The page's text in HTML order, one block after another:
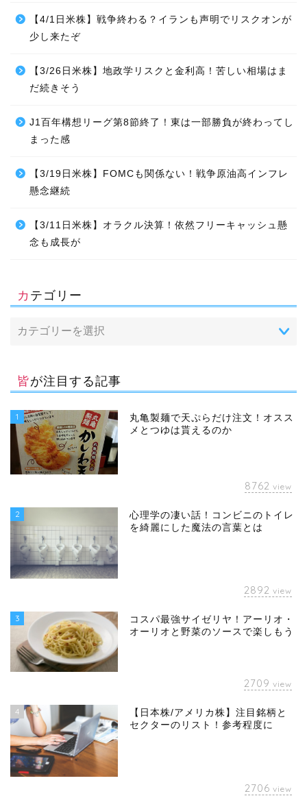
【4/1日米株】戦争終わる？イランも声明でリスクオンが
少し来たぞ
【3/26日米株】地政学リスクと金利高！苦しい相場はま
だ続きそう
J1百年構想リーグ第8節終了！東は一部勝負が終わってし
まった感
【3/19日米株】FOMCも関係ない！戦争原油高インフレ
懸念継続
【3/11日米株】オラクル決算！依然フリーキャッシュ懸
念も成長が
カテゴリー
皆が注目する記事
1
丸亀製麺で天ぷらだけ注文！オスス
メとつゆは貰えるのか
8762 view
2
心理学の凄い話！コンビニのトイレ
を綺麗にした魔法の言葉とは
2892 view
3
コスパ最強サイゼリヤ！アーリオ・
オーリオと野菜のソースで楽しもう
2709 view
4
【日本株/アメリカ株】注目銘柄と
セクターのリスト！参考程度に
2706 view